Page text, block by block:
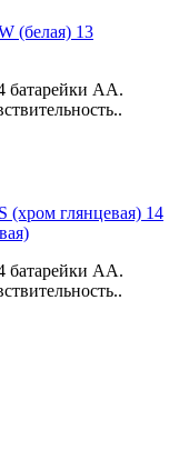
батарейки АА.
батарейки АА.